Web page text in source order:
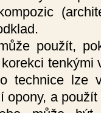
použít,
tenkými
technice lze
opony, a